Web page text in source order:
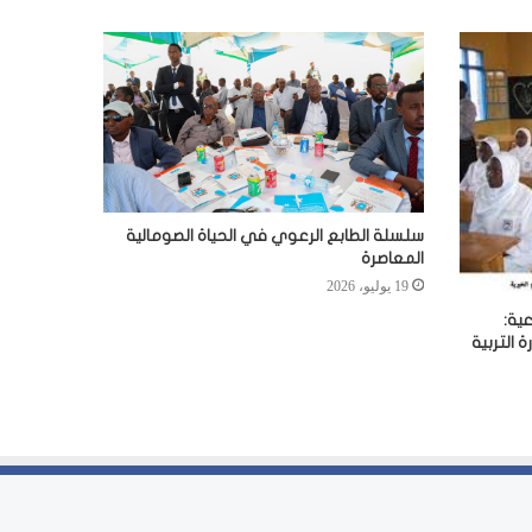
سلسلة الطابع الرعوي في الحياة الصومالية
المعاصرة
19 يوليو، 2026